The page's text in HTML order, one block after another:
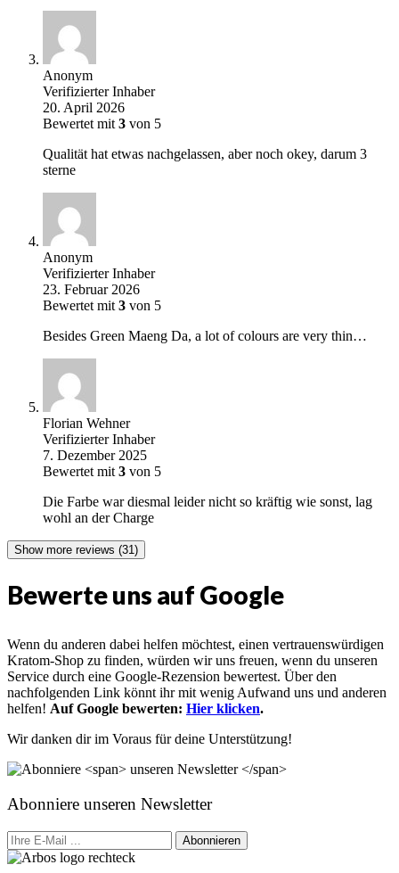
Anonym
Verifizierter Inhaber
20. April 2026
Bewertet mit 3 von 5
Qualität hat etwas nachgelassen, aber noch okey, darum 3
sterne
Anonym
Verifizierter Inhaber
23. Februar 2026
Bewertet mit 3 von 5
Besides Green Maeng Da, a lot of colours are very thin…
Florian Wehner
Verifizierter Inhaber
7. Dezember 2025
Bewertet mit 3 von 5
Die Farbe war diesmal leider nicht so kräftig wie sonst, lag
wohl an der Charge
Show more reviews (31)
Bewerte uns auf Google
Wenn du anderen dabei helfen möchtest, einen vertrauenswürdigen
Kratom-Shop zu finden, würden wir uns freuen, wenn du unseren
Service durch eine Google-Rezension bewertest. Über den
nachfolgenden Link könnt ihr mit wenig Aufwand uns und anderen
helfen! Auf Google bewerten: Hier klicken.
Wir danken dir im Voraus für deine Unterstützung!
Abonniere unseren Newsletter
Abonnieren